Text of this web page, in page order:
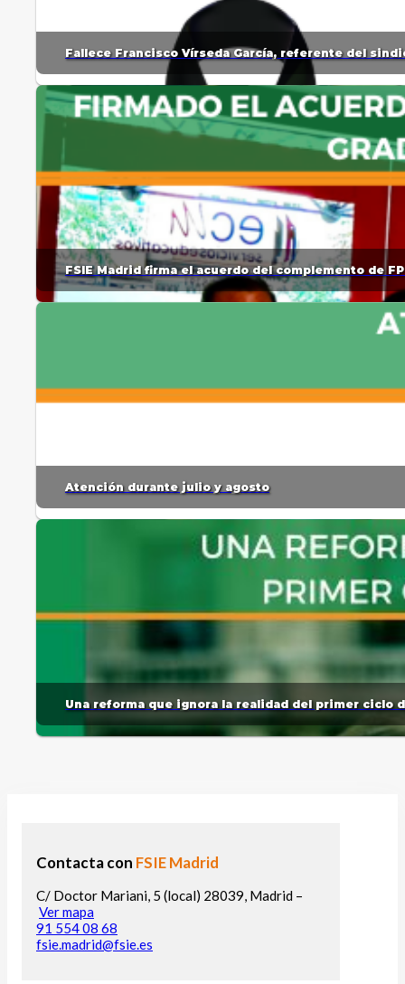
Fallece Francisco Vírseda García, referente del
FSIE Madrid firma el acuerdo del complemento de
Atención durante julio y agosto
Una reforma que ignora la realidad del primer ciclo
Contacta con FSIE Madrid
C/ Doctor Mariani, 5 (local) 28039, Madrid –
Ver mapa
91 554 08 68
fsie.madrid@fsie.es